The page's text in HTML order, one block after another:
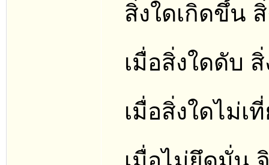
สิ่งใดเกิดขึ้น
เมื่อสิ่งใดดับ
เมื่อสิ่งใดไม่